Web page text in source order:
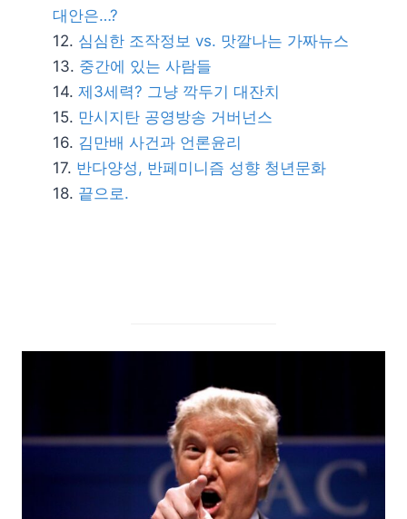
대안은…?
심심한 조작정보 vs. 맛깔나는 가짜뉴스
중간에 있는 사람들
제3세력? 그냥 깍두기 대잔치
만시지탄 공영방송 거버넌스
김만배 사건과 언론윤리
반다양성, 반페미니즘 성향 청년문화
끝으로.